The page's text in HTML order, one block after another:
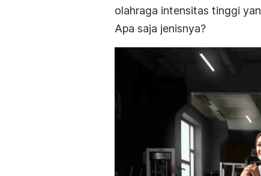
olahraga intensitas tinggi
Apa saja jenisnya?